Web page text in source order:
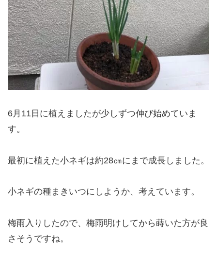
6月11日に植えましたが少しずつ伸び始めていま
す。
最初に植えた小ネギは約28㎝にまで成長しました。
小ネギの種まきいつにしようか、考えています。
梅雨入りしたので、梅雨明けしてから蒔いた方が良
さそうですね。